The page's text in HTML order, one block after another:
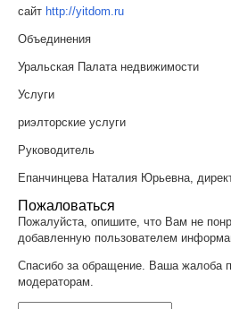
сайт http://yitdom.ru
Объединения
Уральская Палата недвижимости
Услуги
риэлторские услуги
Руководитель
Епанчинцева Наталия Юрьевна,
Пожаловаться
Пожалуйста, опишите, что Вам не
добавленную пользователем
Спасибо за обращение. Ваша жалоба
модераторам.